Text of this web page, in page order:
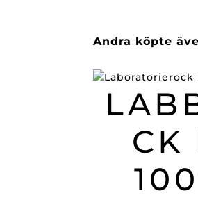
Andra köpte
CK